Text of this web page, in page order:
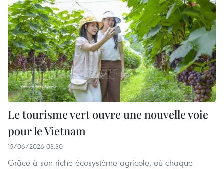
Le tourisme vert ouvre une nouvelle voie
pour le Vietnam
15/06/2026 03:30
Grâce à son riche écosystème agricole, où chaque